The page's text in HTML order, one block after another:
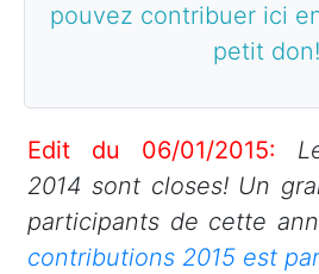
pouvez contribuer ici
petit don!
Edit du 06/01/2015:
2014 sont closes! Un
participants de cette
contributions 2015 est par